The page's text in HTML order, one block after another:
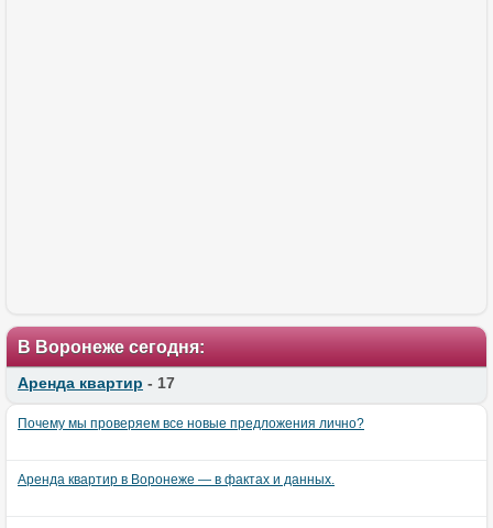
В Воронеже сегодня:
Аренда квартир - 17
Почему мы проверяем все новые предложения лично?
Аренда квартир в Воронеже — в фактах и данных.